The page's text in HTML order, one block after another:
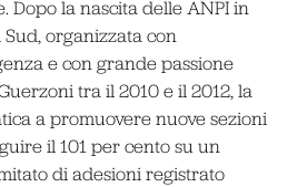
Dopo la nascita delle ANPI in
organizzata con
e con grande passione
tra il 2010 e il 2012, la
a promuovere nuove sezioni
il 101 per cento su un
di adesioni registrato